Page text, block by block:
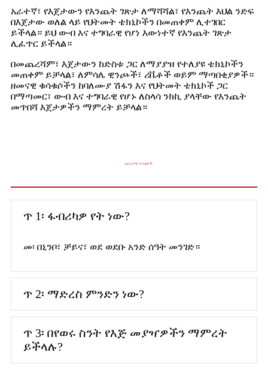
አራተኛ፣ የእጀታውን የእንጨት ገጽታ ለማሻሻል፣ የእንጨት እህል ንድፍ
በእጀታው ወለል ላይ የህትመት ቴክኒኮችን በመጠቀም ሊተገበር
ይችላል። ይህ ውብ እና ተግባራዊ የሆነ እውነተኛ የእንጨት ገጽታ
ሊፈጥር ይችላል።
በመጨረሻም፣ እጀታውን ከድስቱ ጋር ለማያያዝ የተለያዩ ቴክኒኮችን
መጠቀም ይቻላል፣ ለምሳሌ ዊንጮች፣ ሪቬቶች ወይም ማጣበቂያዎች።
ዘመናዊ ቁሳቁሶችን ከባለሙያ ሽፋን እና የህትመት ቴክኒኮች ጋር
በማጣመር፣ ውብ እና ተግባራዊ የሆኑ ለስላሳ ንክኪ ያላቸው የእንጨት
መጥበሻ እጀታዎችን ማምረት ይቻላል።
ተደጋጋሚ ጥያቄዎች
ጥ 1፡ ፋብሪካዎ የት ነው?
መ፡ በኒንቦ፣ ቻይና፣ ወደ ወደቡ አንድ ሰዓት መንገድ።
ጥ 2፡ ማድረስ ምንድን ነው?
ጥ 3፡ በየወሩ ስንት የእጅ መያዣዎችን ማምረት
ይችላሉ?